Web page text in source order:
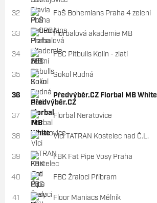
32 FbŠ Bohemians Praha 4 zelení
33 Florbalová akademie MB
34 FBC Pitbulls Kolín - zlatí
35 Sokol Rudná
36 Předvýběr.CZ Florbal MB White
37 Florbal Neratovice
38 Vlci TATRAN Kostelec nad Č.L.
39 FBK Fat Pipe Vosy Praha
40 FBC Žraloci Příbram
41 Floor Maniacs Mělník